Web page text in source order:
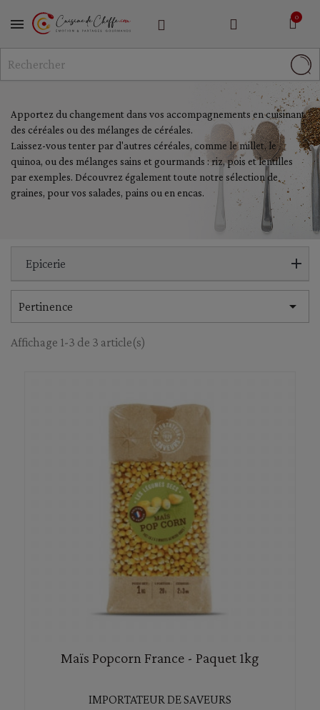
MENU
Apportez du changement dans vos accompagnements en cuisinant
des céréales ou des mélanges de céréales.
Laissez-vous tenter par d'autres céréales, comme le millet, le
quinoa, ou des mélanges sains et gourmands : riz, pois et lentilles
par exemples. Découvrez également toute notre sélection de
graines, pour vos salades, pains ou en encas.
Epicerie
Pertinence 
Affichage 1-3 de 3 article(s)
Maïs Popcorn France - Paquet 1kg
IMPORTATEUR DE SAVEURS